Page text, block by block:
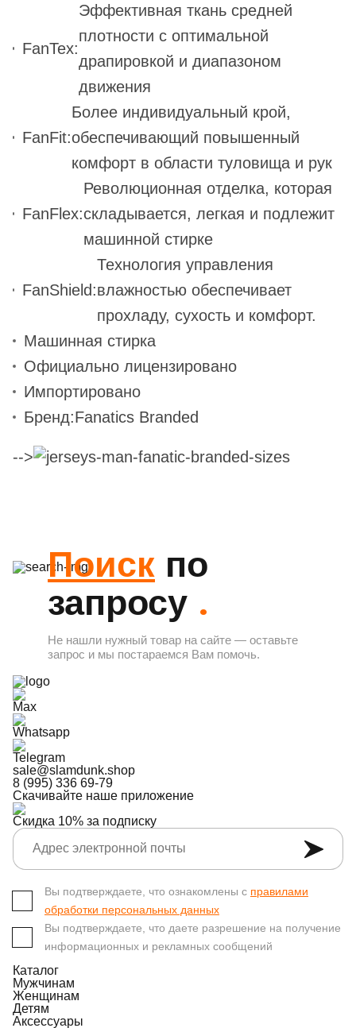
FanTex:
Эффективная ткань средней
плотности с оптимальной
драпировкой и диапазоном
движения
FanFit:
Более индивидуальный крой,
обеспечивающий повышенный
комфорт в области туловища и рук
FanFlex:
Революционная отделка, которая
складывается, легкая и подлежит
машинной стирке
FanShield:
Технология управления
влажностью обеспечивает
прохладу, сухость и комфорт.
Машинная стирка
Официально лицензировано
Импортировано
Бренд:Fanatics Branded
-->
Поиск по
запросу .
Не нашли нужный товар на сайте — оставьте
запрос и мы постараемся Вам помочь.
Max
Whatsapp
Telegram
sale@slamdunk.shop
8 (995) 336 69-79
Скачивайте наше приложение
Скидка 10% за подписку
Вы подтверждаете, что ознакомлены с правилами
обработки персональных данных
Вы подтверждаете, что даете разрешение на получение
информационных и рекламных сообщений
Каталог
Мужчинам
Женщинам
Детям
Аксессуары